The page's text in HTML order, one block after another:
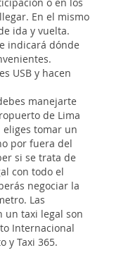
En el mismo
ida y vuelta.
indicará dónde
USB y hacen
manejarte
de Lima
eliges tomar un
por fuera del
si se trata de
con todo el
negociar la
Las
un taxi legal son
Internacional
y Taxi 365.